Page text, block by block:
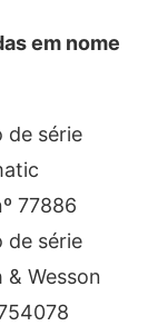
em nome
de série
77886
de série
Wesson